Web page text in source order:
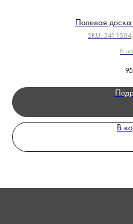
Полевая доска
SKU: 341
В
В